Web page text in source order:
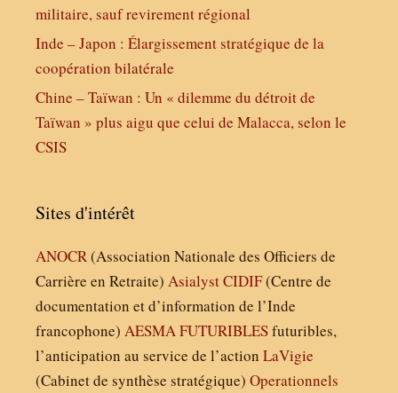
militaire, sauf revirement régional
Inde – Japon : Élargissement stratégique de la
coopération bilatérale
Chine – Taïwan : Un « dilemme du détroit de
Taïwan » plus aigu que celui de Malacca, selon le
CSIS
Sites d'intérêt
ANOCR (Association Nationale des Officiers de
Carrière en Retraite) AsialystCIDIF(Centre de
documentation et d’information de l’Inde
francophone) AESMA FUTURIBLESfuturibles,
l’anticipation au service de l’action LaVigie
(Cabinet de synthèse stratégique) Operationnels